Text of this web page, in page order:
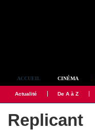
ACCUEIL CINÉMA
Actualité De A à Z
Replicant